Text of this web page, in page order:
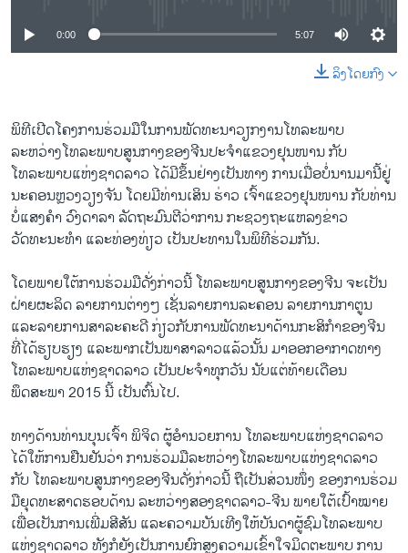
0:00 5:07
ລິງໂດຍກົງ
ພິທີ​ເປີດ​ໂຄງການ​ຮ່ວມ​ມື​ໃນ​ການ​ພັດທະນາ​ວຽກ​ງານ​ໂທລະພາບ
ລະຫວ່າງ​ໂທລະພາບ​ສູນ​ກາງຂອງ​ຈີນ​ປະຈຳ​ແຂວງ​ຢຸນໜານ ກັບ​
ໂທລະພາບ​ແຫ່ງ​ຊາດ​ລາວ ​ໄດ້​ມີ​ຂຶ້ນຢ່າງ​ເປັນ​ທາງ​ ກາ​ນ​ເມື່ອ​ບໍ່​ນານ​ມາ​ນີ້​ຢູ່
ນະຄອນຫຼວງ​ວຽງ​ຈັນ ​ໂດຍ​ມີ​ທ່ານ​ເສິນ ຮ່າວ ​ເຈົ້າ​ແຂວງ​ຢຸນໜານ ກັບ​ທ່ານ​
ບໍ່​ແສງ​ຄຳ ວົງ​ດາລາ ລັດຖະມົນຕີ​ວ່າການ​ ກະຊວງ​ຖະ​ແຫລ​ງຂ່າ​ວ
ວັດທະນະທຳ ​ແລະ​ທ່ອງ​ທ່ຽວ ​ເປັນ​ປະທານ​ໃນ​ພິທີ​ຮ່ວມ​ກັນ.
​ໂດຍ​ພາຍ​ໃຕ້​ການ​ຮ່ວມ​ມື​ດັ່ງກ່າວນີ້ ​ໂທລະພາບ​ສູນ​ກາງຂອງ​ຈີນ ຈະ​ເປັນ​
ຝ່າຍ​ຜະລິ​ດ ລາຍການ​ຕ່າງໆ ​ເຊັ່ນ​ລາຍການ​ລະຄອນ ລາຍການ​ກາ​ຕູນ ​
ແລະ​ລາຍການ​ສາລະ​ຄະດີ ກ່ຽວ​ກັບ​ການ​ພັດທະນາ​ດ້ານ​ກະສິກຳ​ຂອງ​ຈີນ​
ທີ່​ໄດ້​ຮຽບຮຽງ ​ແລະ​ພາກ​ເປັນ​ພາສາ​ລາວ​ແລ້ວນັ້ນ ມາ​ອອກ​ອາກາດ​ທາງ​
ໂທລະພາບ​ແຫ່ງ​ຊາດ​ລາວ ​ເປັນ​ປະຈຳ​ທຸກ​ວັນ ນັບ​ແຕ່​ທ້າຍ​ເດືອນ​
ພຶດສະພາ 2015 ນີ້ ​ເປັນຕົ້ນ​ໄປ.
ທາງ​ດ້ານ​ທ່ານບຸນເຈົ້າ ພິຈິດ ຜູ້ອຳນວຍການ ​ໂທລະພາບ​ແຫ່ງ​ຊາດ​ລາວ ​
ໄດ້​ໃຫ້ການ​ຢືນຢັນ​ວ່າ ການ​ຮ່ວມ​ມື​ລະຫວ່າງ​ໂທລະພາບ​ແຫ່ງ​ຊາດລາວ
ກັບ ​ໂທລະພາບ​ສູນ​ກາງຂອງ​ຈີນ​ດັ່ງກ່າວນີ້ ຖື​ເປັນ​ສ່ວນ​ໜຶ່ງ ຂອງ​ການ​ຮ່ວມ​
ມື​ຍຸດ​ທະ​ສາດ​ຮອບດ້ານ​ ລະຫວ່າງ​ສອງ​ຊາດ​ລາວ-ຈີນ ພາຍ​ໃຕ້​ເປົ້າໝາຍ​
ເພື່ອ​ເປັນ​ການ​ເພີ່ມ​ສີສັນ ​ແລະ​ຄວາມ​ບັນ​ເທີງ​ໃຫ້​ບັນດາ​ຜູ້​ຊົມ​ໂທລະພາບ​
ແຫ່ງ​ຊາດ​ລາວ ທັງ​ກໍ​ຍັງ​ເປັນ​ການ​ຍົກ​ສູງ​ຄວາມ​ເຂົ້າ​ໃຈ​ມິດຕະພາບ ການ​